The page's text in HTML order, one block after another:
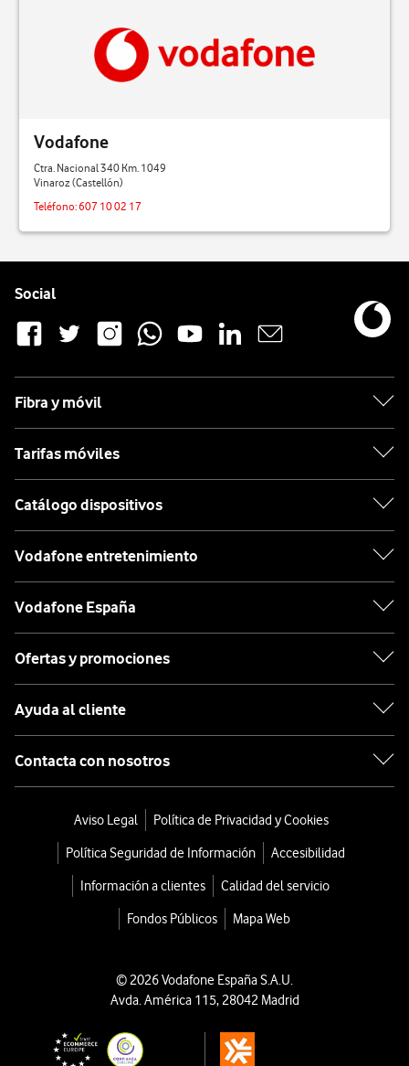
Vodafone
Ctra. Nacional 340 Km. 1049
Vinaroz (Castellón)
Teléfono:607 10 02 17
Social
Fibra y móvil
Tarifas móviles
Catálogo dispositivos
Vodafone entretenimiento
Vodafone España
Ofertas y promociones
Ayuda al cliente
Contacta con nosotros
Aviso Legal
Política de Privacidad y Cookies
Política Seguridad de Información
Accesibilidad
Información a clientes
Calidad del servicio
Fondos Públicos
Mapa Web
© 2026 Vodafone España S.A.U.
Avda. América 115, 28042 Madrid